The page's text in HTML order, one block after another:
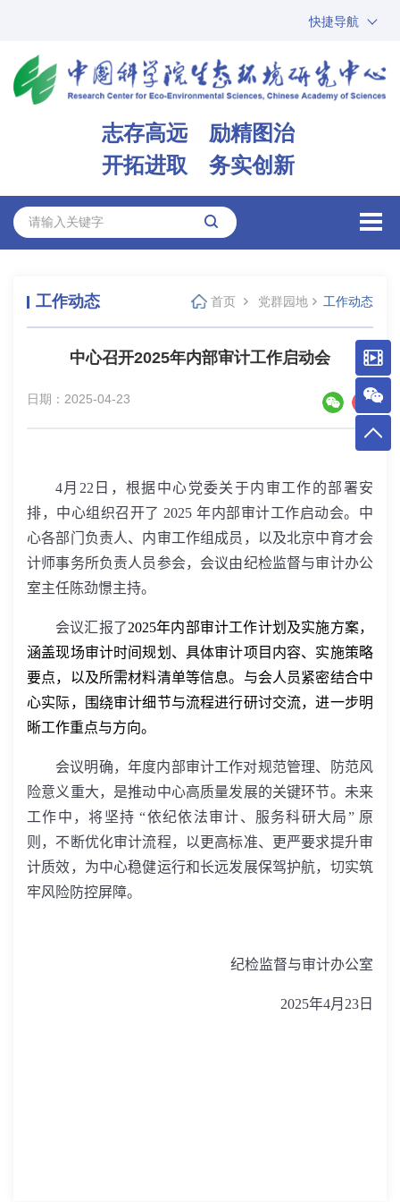
快捷导航
ARP
邮箱
志存高远 励精图治
开拓进取 务实创新
工作动态 首页 党群园地 工作动态
中心召开2025年内部审计工作启动会
日期：2025-04-23
4月 22 日，根据中心党委关于内审工作的部署安
排，中心组织召开了 2025年内部审计工作启动会。中
心各部门负责人、内审工作组成员，以及北京中育才会
计师事务所负责人员参会，会议由纪检监督与审计办公
室主任陈劲憬主持。
会议汇报了2025年内部审计工作计划及实施方案，
涵盖现场审计时间规划、具体审计项目内容、实施策略
要点，以及所需材料清单等信息。与会人员紧密结合中
心实际，围绕审计细节与流程进行研讨交流，进一步明
晰工作重点与方向。
会议明确，年度内部审计工作对规范管理、防范风
险意义重大，是推动中心高质量发展的关键环节。未来
工作中，将坚持 “依纪依法审计、服务科研大局” 原
则，不断优化审计流程，以更高标准、更严要求提升审
计质效，为中心稳健运行和长远发展保驾护航，切实筑
牢风险防控屏障。
纪检监督与审计办公室
2025年4月 23 日